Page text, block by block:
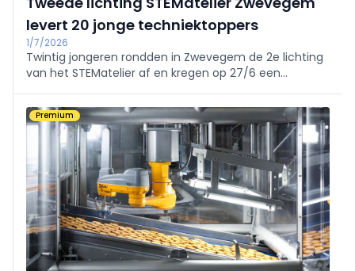
levert 20 jonge techniektoppers
1/7/2026
Twintig jongeren rondden in Zwevegem de 2e lichting
van het STEMatelier af en kregen op 27/6 een
Arthur Buckens. Het unieke Vlaamse traject biedt 30
zaterdagworkshops in o.a. techniek, programmeren,
bouw en robotica. Info: stematelier.be
Premium